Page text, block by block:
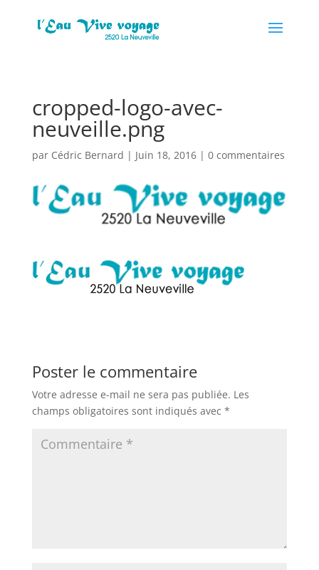
cropped-logo-avec-
neuveille.png
par Cédric Bernard | Juin 18, 2016| 0 commentaires
Poster le commentaire
Votre adresse e-mail ne sera pas publiée. Les
champs obligatoires sont indiqués avec *